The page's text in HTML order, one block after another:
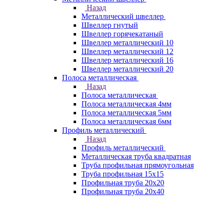
Назад
Металлический швеллер
Швеллер гнутый
Швеллер горячекатаный
Швеллер металлический 10
Швеллер металлический 12
Швеллер металлический 16
Швеллер металлический 20
Полоса металлическая
Назад
Полоса металлическая
Полоса металлическая 4мм
Полоса металлическая 5мм
Полоса металлическая 6мм
Профиль металлический
Назад
Профиль металлический
Металлическая труба квадратная
Труба профильная прямоугольная
Труба профильная 15х15
Профильная труба 20х20
Профильная труба 20х40